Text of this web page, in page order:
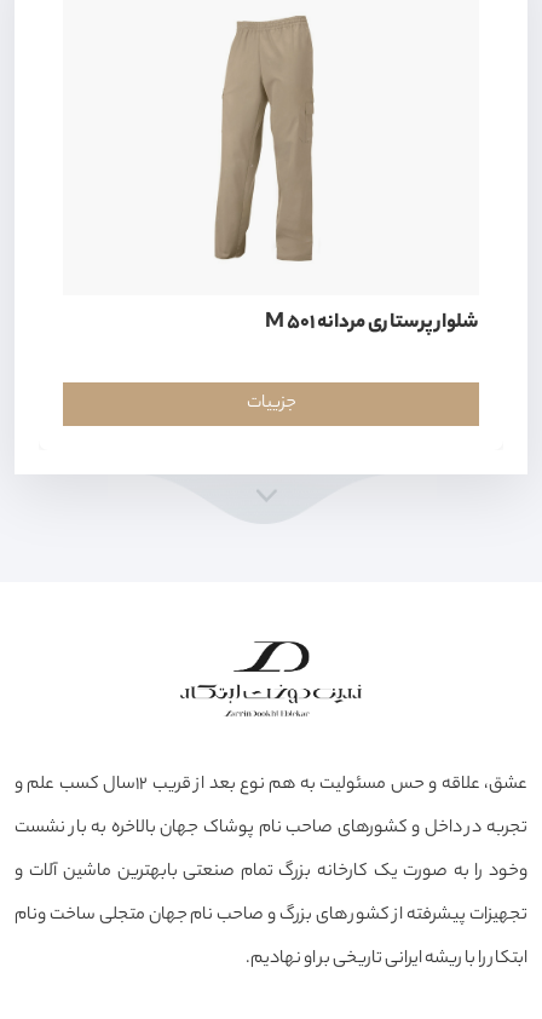
شلوار پرستاری مردانه M 501
جزییات
عشق، علاقه و حس مسئولیت به هم نوع بعد از قریب ۱۲سال کسب علم و
تجربه در داخل و کشورهای صاحب نام پوشاک جهان بالاخره به بار نشست
وخود را به صورت یک کارخانه بزرگ تمام صنعتی بابهترین ماشین آلات و
تجهیزات پیشرفته از کشور های بزرگ و صاحب نام جهان متجلی ساخت ونام
ابتکار را با ریشه ایرانی تاریخی بر او نهادیم.